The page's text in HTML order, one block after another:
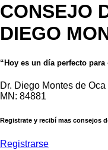
CONSEJO
DIEGO
“Hoy es un día perfecto
Dr. Diego Montes de Oca
MN: 84881
Registrate y recibí mas consejos
Registrarse